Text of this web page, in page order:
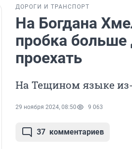
ДОРОГИ И ТРАНСПОРТ
На Богдана
пробка больше
проехать
На Тещином языке
29 ноября 2024, 08:50 9 063
37 комментариев